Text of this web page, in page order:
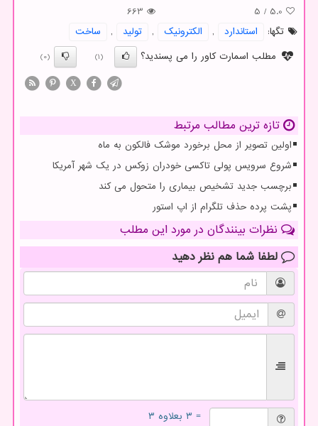
5.0
/
5
663
تگها:
استاندارد , الكترونیك , تولید ,
ساخت
مطلب اسمارت کاور را می پسندید؟
(1)
(0)
X
تازه ترین مطالب مرتبط
اولین تصویر از محل برخورد موشک فالکون به ماه
شروع سرویس پولی تاکسی خودران زوکس در یک شهر آمریکا
برچسب جدید تشخیص بیماری را متحول می کند
پشت پرده حذف تلگرام از اپ استور
نظرات بینندگان در مورد این مطلب
لطفا شما هم نظر دهید
= ۳ بعلاوه ۳